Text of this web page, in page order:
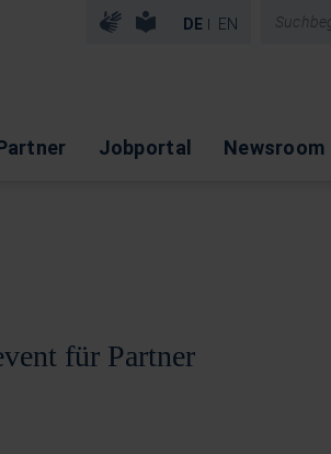
Navigation überspringen
DE EN
Jobportal Newsroom
für Partner